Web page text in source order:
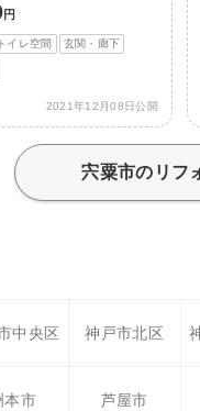
円
トイレ空間 玄関・廊下
2021年12月08日公開
宍粟市のリフ
中央区 神戸市北区
本市 芦屋市